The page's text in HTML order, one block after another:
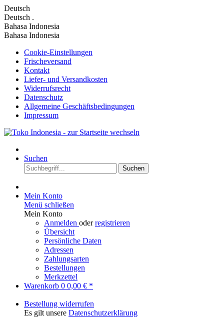
Deutsch
Deutsch .
Bahasa Indonesia
Bahasa Indonesia
Cookie-Einstellungen
Frischeversand
Kontakt
Liefer- und Versandkosten
Widerrufsrecht
Datenschutz
Allgemeine Geschäftsbedingungen
Impressum
Suchen
Suchen
Mein Konto
Menü schließen
Mein Konto
Anmelden oderregistrieren
Übersicht
Persönliche Daten
Adressen
Zahlungsarten
Bestellungen
Merkzettel
Warenkorb 0 0,00 € *
Bestellung widerrufen
Es gilt unsere Datenschutzerklärung